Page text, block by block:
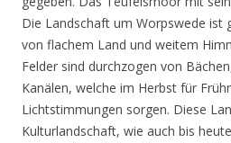
Die Landschaft um Worpswede ist
von flachem Land und weitem
Felder sind durchzogen von
Kanälen, welche im Herbst für
Lichtstimmungen sorgen. Diese
Kulturlandschaft, wie auch bis